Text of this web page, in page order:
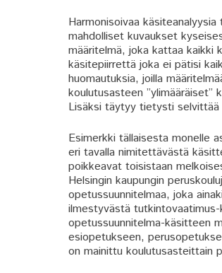
Harmonisoivaa
mahdolliset kuvaukset
määritelmä, joka kattaa kaikki
käsitepiirrettä joka ei pätisi
huomautuksia, joilla
koulutusasteen
Lisäksi täytyy tietysti
Esimerkki tällaisesta monelle
eri tavalla nimitettävästä
poikkeavat toisistaan
Helsingin kaupungin
opetussuunnitelmaa, joka
ilmestyvästä
opetussuunnitelma-käsitteen
esiopetukseen,
on mainittu koulutusasteittain